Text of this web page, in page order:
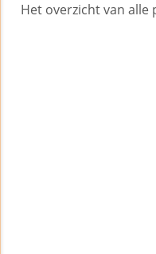
Het overzicht van